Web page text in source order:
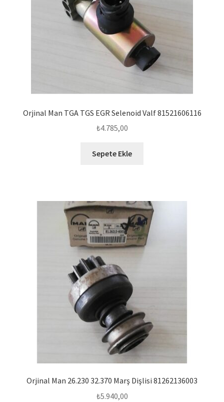
Orjinal Man TGA TGS EGR Selenoid Valf 81521606116
₺4.785,00
Sepete Ekle
Orjinal Man 26.230 32.370 Marş Dişlisi 81262136003
₺5.940,00